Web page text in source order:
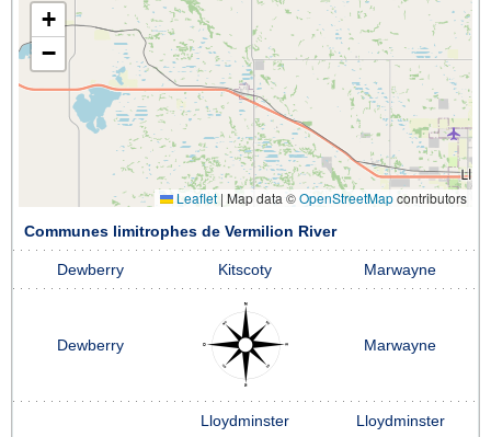
+
−
Leaflet | Map data ©OpenStreetMapcontributors
Communes limitrophes de Vermilion River
Dewberry Kitscoty Marwayne
Dewberry Marwayne
Lloydminster Lloydminster